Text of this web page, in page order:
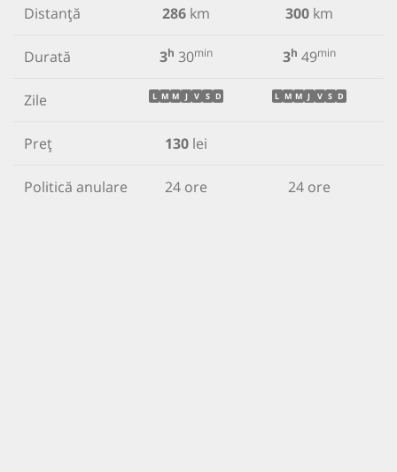
Distanță 286 km 300km
Durată 3h 30min 3h 49min
Zile L M M J V S D L M M J V S D
Preț 130 lei
Politică anulare 24 ore 24 ore